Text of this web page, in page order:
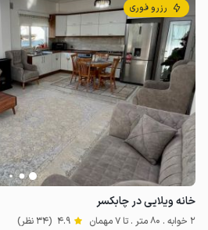
رزرو فوری
خانه ویلایی در چابکسر
2 خوابه . 80 متر . تا 7 مهمان 4.9 (34 نظر)